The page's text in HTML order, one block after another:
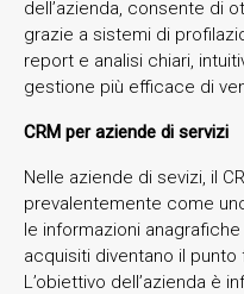
dell’azienda, consente di
grazie a sistemi di
report e analisi chiari,
gestione più efficace di
CRM per aziende di servizi
Nelle aziende di sevizi, il
prevalentemente come
le informazioni
acquisiti diventano il punto
L’obiettivo dell’azienda è